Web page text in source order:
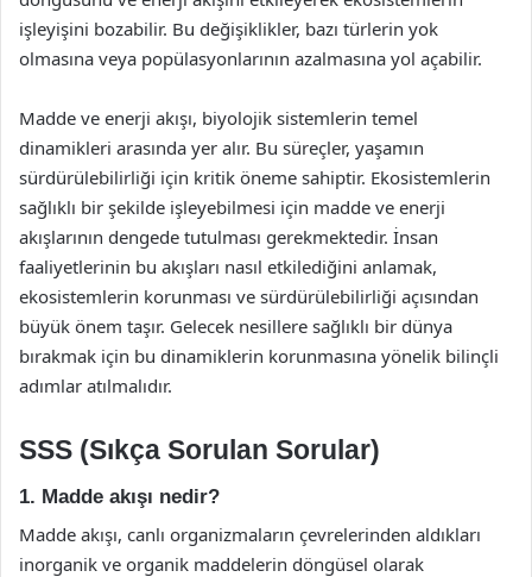
işleyişini bozabilir. Bu değişiklikler, bazı türlerin yok
olmasına veya popülasyonlarının azalmasına yol açabilir.
Madde ve enerji akışı, biyolojik sistemlerin temel
dinamikleri arasında yer alır. Bu süreçler, yaşamın
sürdürülebilirliği için kritik öneme sahiptir. Ekosistemlerin
sağlıklı bir şekilde işleyebilmesi için madde ve enerji
akışlarının dengede tutulması gerekmektedir. İnsan
faaliyetlerinin bu akışları nasıl etkilediğini anlamak,
ekosistemlerin korunması ve sürdürülebilirliği açısından
büyük önem taşır. Gelecek nesillere sağlıklı bir dünya
bırakmak için bu dinamiklerin korunmasına yönelik bilinçli
adımlar atılmalıdır.
SSS (Sıkça Sorulan Sorular)
1. Madde akışı nedir?
Madde akışı, canlı organizmaların çevrelerinden aldıkları
inorganik ve organik maddelerin döngüsel olarak